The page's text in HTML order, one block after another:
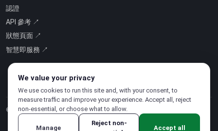
認證
API 參考 ↗
狀態頁面 ↗
智慧即服務 ↗
© 2026 CloudSigma Holding AG.版權所有.
We value your privacy
We use cookies to run this site and, with your consent, to
measure traffic and improve your experience. Accept all, reject
non-essential, or choose what to allow.
Manage
Reject non-
Accept all